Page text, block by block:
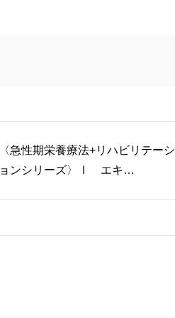
〈急性期栄養療法+リハビリテーシ
ョンシリーズ〉Ⅰ エキ…